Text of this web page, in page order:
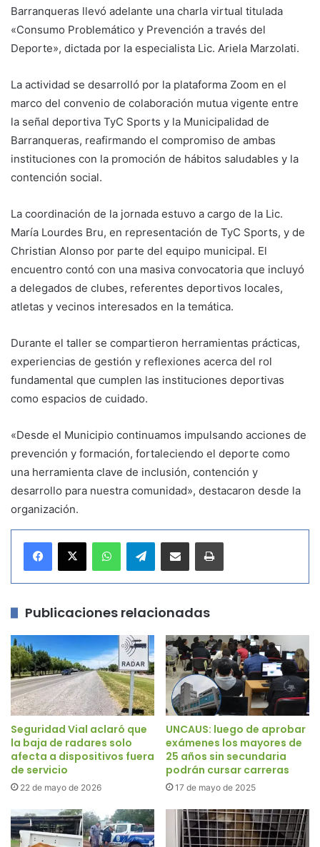
Barranqueras llevó adelante una charla virtual titulada
«Consumo Problemático y Prevención a través del
Deporte», dictada por la especialista Lic. Ariela Marzolati.
La actividad se desarrolló por la plataforma Zoom en el
marco del convenio de colaboración mutua vigente entre
la señal deportiva TyC Sports y la Municipalidad de
Barranqueras, reafirmando el compromiso de ambas
instituciones con la promoción de hábitos saludables y la
contención social.
La coordinación de la jornada estuvo a cargo de la Lic.
María Lourdes Bru, en representación de TyC Sports, y de
Christian Alonso por parte del equipo municipal. El
encuentro contó con una masiva convocatoria que incluyó
a delegados de clubes, referentes deportivos locales,
atletas y vecinos interesados en la temática.
Durante el taller se compartieron herramientas prácticas,
experiencias de gestión y reflexiones acerca del rol
fundamental que cumplen las instituciones deportivas
como espacios de cuidado.
«Desde el Municipio continuamos impulsando acciones de
prevención y formación, fortaleciendo el deporte como
una herramienta clave de inclusión, contención y
desarrollo para nuestra comunidad», destacaron desde la
organización.
Telegram
Publicaciones relacionadas
Seguridad Vial aclaró que
la baja de radares solo
afecta a dispositivos fuera
de servicio
22 de mayo de 2026
UNCAUS: luego de aprobar
exámenes los mayores de
25 años sin secundaria
podrán cursar carreras
17 de mayo de 2025